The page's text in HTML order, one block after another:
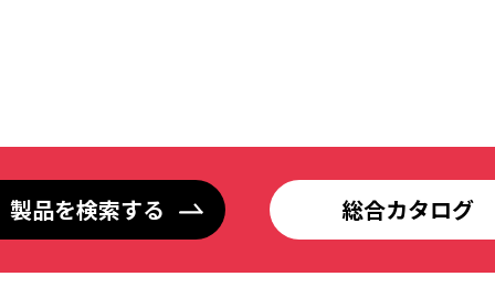
製品を検索する 総合カタログ